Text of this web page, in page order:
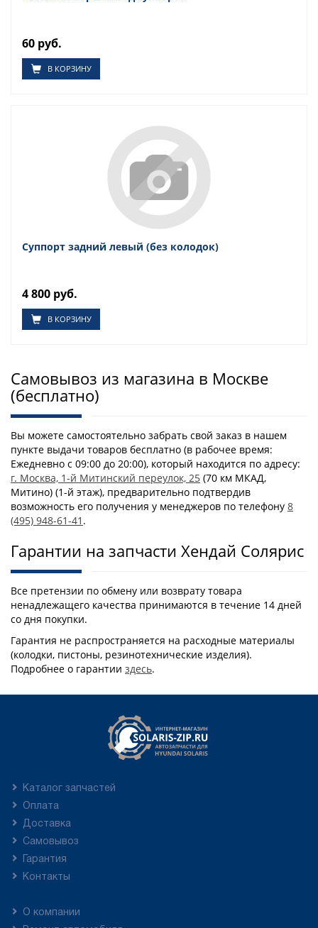
60 руб.
В КОРЗИНУ
Суппорт задний левый (без колодок)
4 800 руб.
В КОРЗИНУ
Самовывоз из магазина в Москве
(бесплатно)
Вы можете самостоятельно забрать свой заказ в нашем
пункте выдачи товаров бесплатно (в рабочее время:
Ежедневно с 09:00 до 20:00), который находится по адресу:
г. Москва, 1-й Митинский переулок, 25 (70 км МКАД,
Митино) (1-й этаж), предварительно подтвердив
возможность его получения у менеджеров по телефону 8
(495) 948-61-41 .
Гарантии на запчасти Хендай Солярис
Все претензии по обмену или возврату товара
ненадлежащего качества принимаются в течение 14 дней
со дня покупки.
Гарантия не распространяется на расходные материалы
(колодки, пистоны, резинотехнические изделия).
Подробнее о гарантии здесь.
Каталог запчастей
Оплата
Доставка
Самовывоз
Гарантия
Контакты
О компании